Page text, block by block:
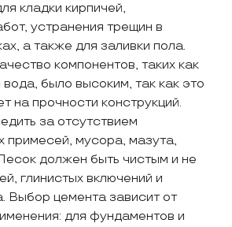
кладки кирпичей,
устранения трещин в
а также для заливки пола.
компонентов, таких как
было высоким, так как это
на прочности конструкций.
за отсутствием
примесей, мусора, мазута,
должен быть чистым и не
глинистых включений и
Выбор цемента зависит от
для фундаментов и